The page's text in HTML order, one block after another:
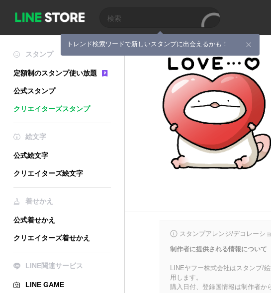
トレンド検索ワードで新しいスタンプに出会えるかも！
スタンプ
定額制のスタンプ使い放題
公式スタンプ
クリエイターズスタンプ
絵文字
公式絵文字
クリエイターズ絵文字
着せかえ
公式着せかえ
クリエイターズ着せかえ
LINE関連サービス
LINE GAME
スタンプアレンジ/デコレーシ
制作者に提供される情報について
LINEヤフー株式会社はスタンプ/
用します。
購入日付、登録国情報は制作者か